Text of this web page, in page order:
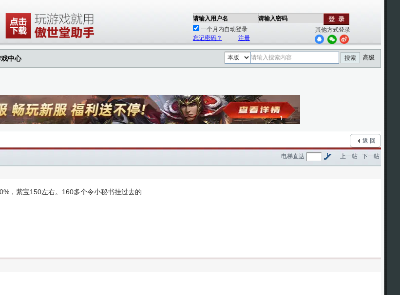
请输入用户名
请输入密码
一个月内自动登录
忘记密码？
注册
其他方式登录
中心 搜索 高级
1 2
返 回
上一帖 下一帖
电梯直达
，紫宝150左右。160多个令小秘书挂过去的